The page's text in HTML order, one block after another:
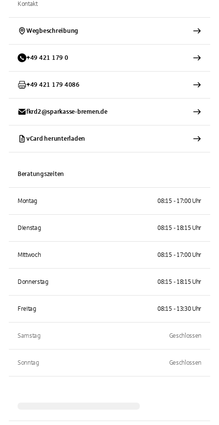
Kontakt
Wegbeschreibung
+49 421 179 0
+49 421 179 4086
fkrd2@sparkasse-bremen.de
vCard herunterladen
Beratungszeiten
Montag 08:15 - 17:00 Uhr
Dienstag 08:15 - 18:15 Uhr
Mittwoch 08:15 - 17:00 Uhr
Donnerstag 08:15 - 18:15 Uhr
Freitag 08:15 - 13:30 Uhr
Samstag Geschlossen
Sonntag Geschlossen